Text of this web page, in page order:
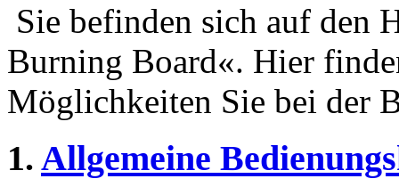
Sie befinden sich auf den
Burning Board«. Hier
Möglichkeiten Sie bei der
1. Allgemeine